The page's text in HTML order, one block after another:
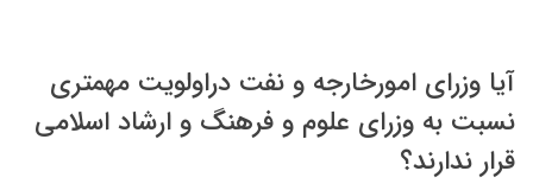
آیا وزرای امورخارجه و نفت دراولویت مهمتری
نسبت به وزرای علوم و فرهنگ و ارشاد اسلامی
قرار ندارند؟